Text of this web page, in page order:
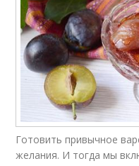
Готовить привычное
желания. И тогда мы